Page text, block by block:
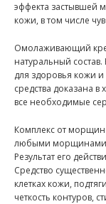
эффекта застывшей
кожи, в том числе
Омолаживающий
натуральный
для здоровья кожи
средства доказана
все необходимые
Комплекс от морщин
любыми морщинами:
Результат его
Средство
клетках кожи,
четкость контуров,